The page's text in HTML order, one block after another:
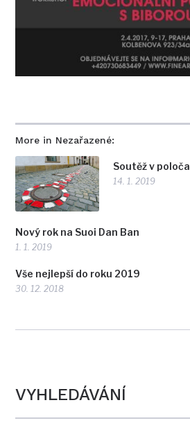
More in Nezařazené:
Soutěž v
14. 1. 2019
Nový rok na Suoi Dan Ban
1. 1. 2019
Vše nejlepší do roku 2019
30. 12. 2018
VYHLEDÁVÁNÍ